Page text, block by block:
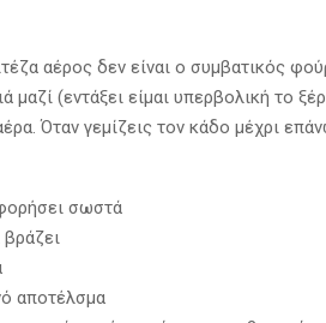
αέρος δεν είναι ο συμβατικός
μαζί (εντάξει είμαι υπερβολική το
Όταν γεμίζεις τον κάδο μέχρι
σωστά
αποτέλσμα